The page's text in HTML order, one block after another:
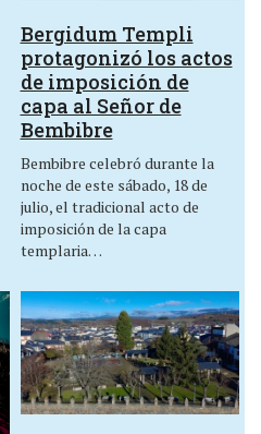
Bergidum Templi
protagonizó los actos
de imposición de
capa al Señor de
Bembibre
Bembibre celebró durante la
noche de este sábado, 18 de
julio, el tradicional acto de
imposición de la capa
templaria…